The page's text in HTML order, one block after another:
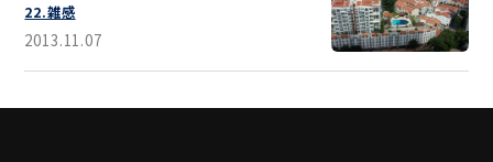
22.雑感
2013.11.07